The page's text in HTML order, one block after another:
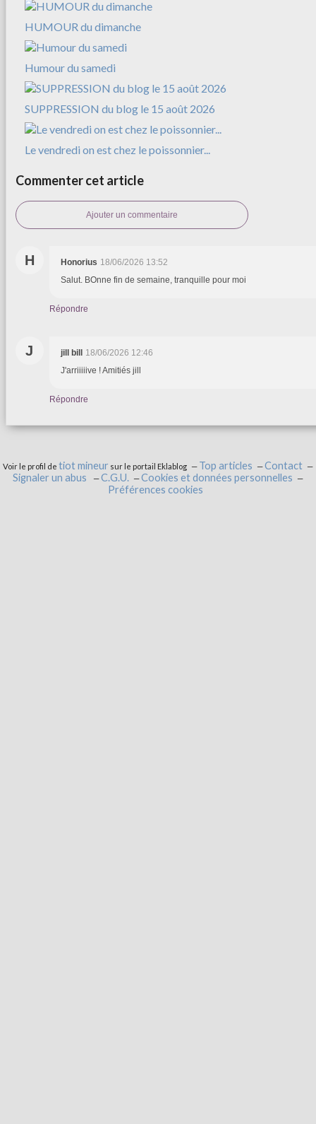
HUMOUR du dimanche
Humour du samedi
SUPPRESSION du blog le 15 août 2026
Le vendredi on est chez le poissonnier...
Commenter cet article
Ajouter un commentaire
H Honorius 18/06/2026 13:52
Salut. BOnne fin de semaine, tranquille pour moi
Répondre
J jill bill
18/06/2026 12:46
J'arriiiiive ! Amitiés jill
Répondre
Voir le profil de tiot mineur sur le portail Eklablog Top articles
Contact
Signaler un abus
C.G.U.
Cookies et données personnelles
Préférences cookies